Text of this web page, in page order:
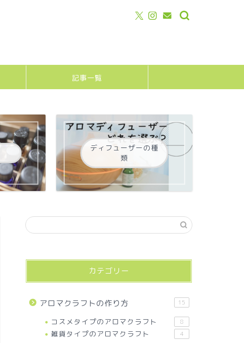
記事一覧
ディフューザーの種
類
カテゴリー
アロマクラフトの作り方 15
コスメタイプのアロマクラフト 8
雑貨タイプのアロマクラフト 4